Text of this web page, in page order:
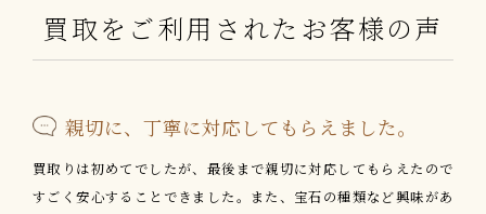
買取をご利用された お客様の声
親切に、丁寧に対応してもらえました。
買取りは初めてでしたが、最後まで親切に対応してもらえたので
すごく安心することできました。また、宝石の種類など興味があ